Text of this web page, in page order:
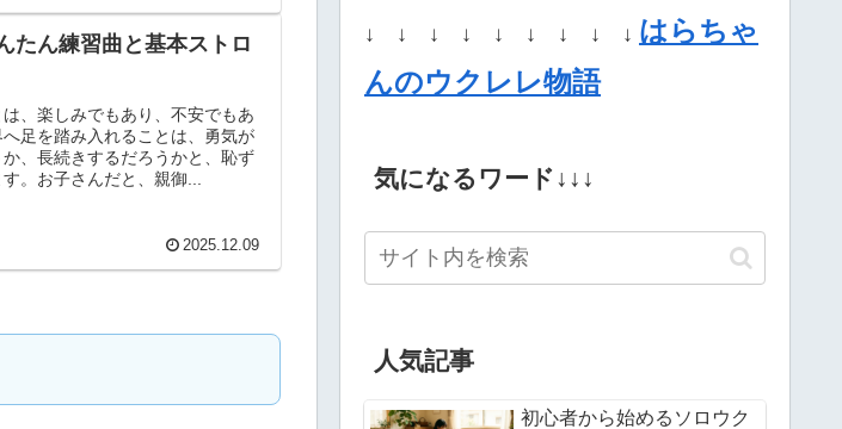
たん練習曲と基本ストロ
、楽しみでもあり、不安でもあ
足を踏み入れることは、勇気が
、長続きするだろうかと、恥ず
。お子さんだと、親御...
2025.12.09
↓ ↓ ↓ ↓ ↓ ↓ ↓ ↓ ↓ はらちゃ
んのウクレレ物語
気になるワード↓↓↓
人気記事
初心者から始めるソロウク